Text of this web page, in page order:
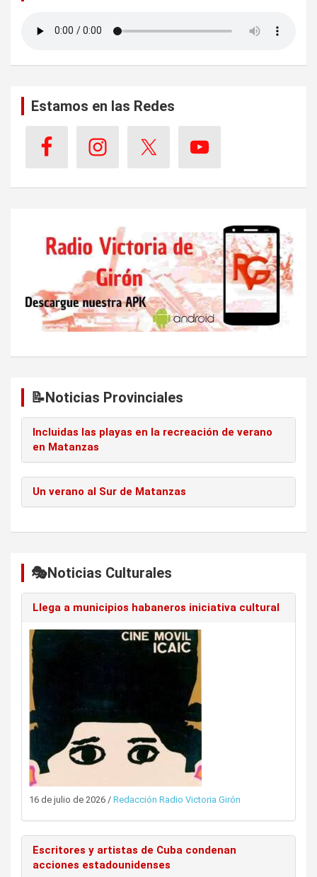
Estamos en las Redes
📝Noticias Provinciales
Incluidas las playas en la recreación de verano
en Matanzas
Un verano al Sur de Matanzas
🎭Noticias Culturales
Llega a municipios habaneros iniciativa cultural
16 de julio de 2026 / Redacción Radio Victoria Girón
Escritores y artistas de Cuba condenan
acciones estadounidenses